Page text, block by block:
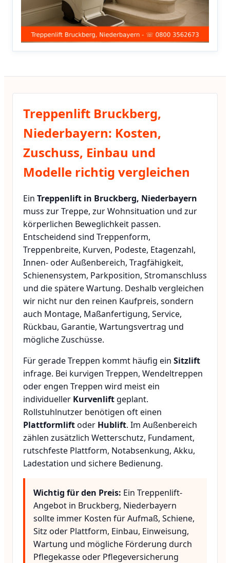
Treppenlift Bruckberg,
Niederbayern: Kosten,
Zuschuss, Einbau und
Modelle richtig vergleichen
Ein Treppenlift in Bruckberg, Niederbayern
muss zur Treppe, zur Wohnsituation und zur
körperlichen Beweglichkeit passen.
Entscheidend sind Treppenform,
Treppenbreite, Kurven, Podeste, Etagenzahl,
Innen- oder Außenbereich, Tragfähigkeit,
Schienensystem, Parkposition, Stromanschluss
und die spätere Wartung. Deshalb vergleichen
wir nicht nur den reinen Kaufpreis, sondern
auch Montage, Maßanfertigung, Service,
Rückbau, Garantie, Wartungsvertrag und
mögliche Zuschüsse.
Für gerade Treppen kommt häufig ein Sitzlift
infrage. Bei kurvigen Treppen, Wendeltreppen
oder engen Treppen wird meist ein
individueller Kurvenlift geplant.
Rollstuhlnutzer benötigen oft einen
Plattformliftoder Hublift. Im Außenbereich
zählen zusätzlich Wetterschutz, Fundament,
rutschfeste Plattform, Notabsenkung, Akku,
Ladestation und sichere Bedienung.
Wichtig für den Preis: Ein Treppenlift-
Angebot in Bruckberg, Niederbayern
sollte immer Kosten für Aufmaß, Schiene,
Sitz oder Plattform, Einbau, Einweisung,
Wartung und mögliche Förderung durch
Pflegekasse oder Pflegeversicherung